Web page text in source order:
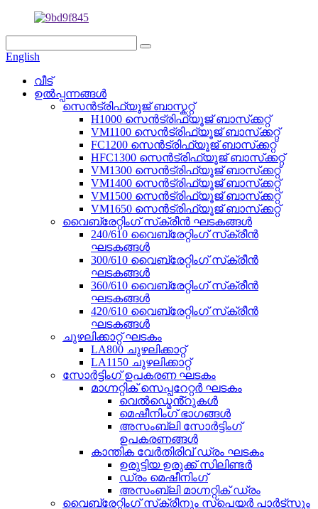
English
വീട്
ഉൽപ്പന്നങ്ങൾ
സെൻട്രിഫ്യൂജ് ബാസ്കറ്റ്
H1000 സെൻട്രിഫ്യൂജ് ബാസ്‌ക്കറ്റ്
VM1100 സെൻട്രിഫ്യൂജ് ബാസ്‌ക്കറ്റ്
FC1200 സെൻട്രിഫ്യൂജ് ബാസ്‌ക്കറ്റ്
HFC1300 സെൻട്രിഫ്യൂജ് ബാസ്‌ക്കറ്റ്
VM1300 സെൻട്രിഫ്യൂജ് ബാസ്‌ക്കറ്റ്
VM1400 സെൻട്രിഫ്യൂജ് ബാസ്‌ക്കറ്റ്
VM1500 സെൻട്രിഫ്യൂജ് ബാസ്‌ക്കറ്റ്
VM1650 സെൻട്രിഫ്യൂജ് ബാസ്‌ക്കറ്റ്
വൈബ്രേറ്റിംഗ് സ്‌ക്രീൻ ഘടകങ്ങൾ
240/610 വൈബ്രേറ്റിംഗ് സ്‌ക്രീൻ
ഘടകങ്ങൾ
300/610 വൈബ്രേറ്റിംഗ് സ്‌ക്രീൻ
ഘടകങ്ങൾ
360/610 വൈബ്രേറ്റിംഗ് സ്‌ക്രീൻ
ഘടകങ്ങൾ
420/610 വൈബ്രേറ്റിംഗ് സ്‌ക്രീൻ
ഘടകങ്ങൾ
ചുഴലിക്കാറ്റ് ഘടകം
LA800 ചുഴലിക്കാറ്റ്
LA1150 ചുഴലിക്കാറ്റ്
സോർട്ടിംഗ് ഉപകരണ ഘടകം
മാഗ്നറ്റിക് സെപ്പറേറ്റർ ഘടകം
വെൽഡ്മെൻ്റുകൾ
മെഷീനിംഗ് ഭാഗങ്ങൾ
അസംബ്ലി സോർട്ടിംഗ്
ഉപകരണങ്ങൾ
കാന്തിക വേർതിരിവ് ഡ്രം ഘടകം
ഉരുട്ടിയ ഉരുക്ക് സിലിണ്ടർ
ഡ്രം മെഷീനിംഗ്
അസംബ്ലി മാഗ്നറ്റിക് ഡ്രം
വൈബ്രേറ്റിംഗ് സ്‌ക്രീനും സ്‌പെയർ പാർട്‌സും